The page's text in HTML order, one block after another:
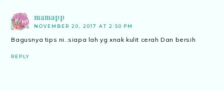
mamapp
NOVEMBER 20, 2017 AT 2:50 PM
Bagusnya tips ni..siapa lah yg xnak kulit cerah Dan bersih
REPLY